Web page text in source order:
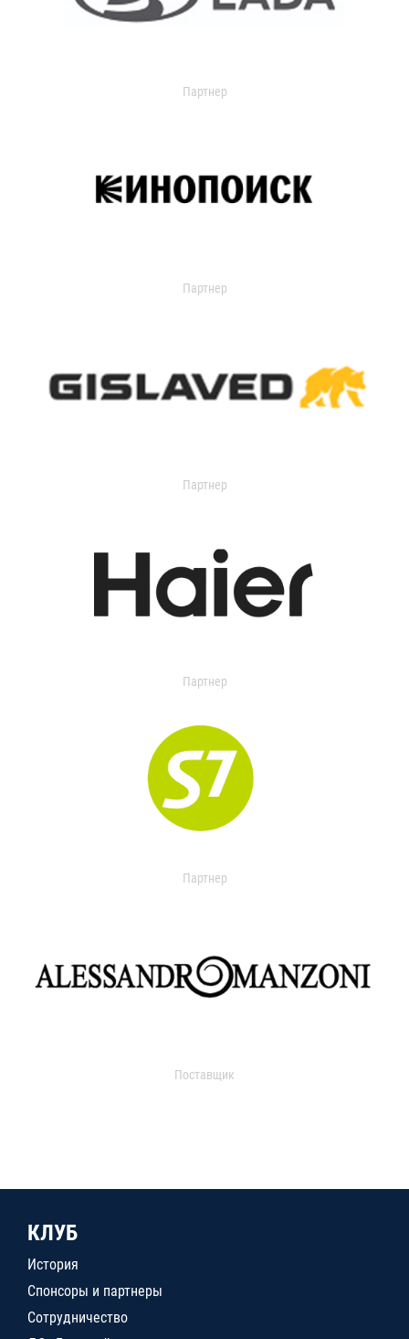
Партнер
Партнер
Партнер
Партнер
Партнер
Поставщик
КЛУБ
История
Спонсоры и партнеры
Сотрудничество